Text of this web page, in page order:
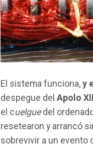
El sistema funciona, y
despegue del Apolo XII
el cuelguedel
resetearon y arrancó
sobrevivir a un evento